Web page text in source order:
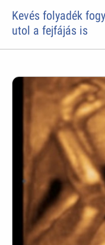
Kevés folyadék
utol a fejfájás is